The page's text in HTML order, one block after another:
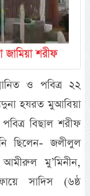
ও পবিত্র ২২
হযরত মুআবিয়া
পবিত্র বিছাল শরীফ
ছিলেন- জলীলুল
আমীরুল মু’মিনীন,
সাদিস (৬ষ্ঠ